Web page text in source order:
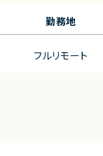
勤務地
フルリモート